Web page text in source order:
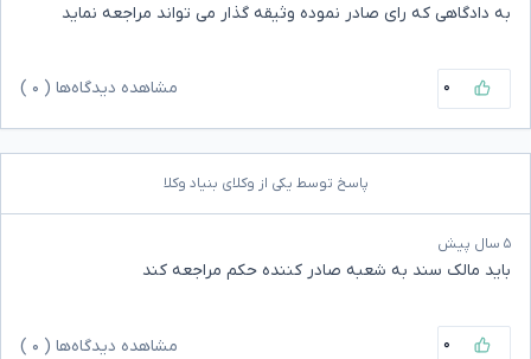
به دادگاهی که رای صادر نموده وثیقه گذار می تواند مراجعه نماید
۰ مشاهده دیدگاه‌ها ( ۰
پاسخ توسط یکی از وکلای بنیاد وکلا
۵ سال پیش
باید مالک سند به شعبه صادر کننده حکم مراجعه کند
۰ مشاهده دیدگاه‌ها ( ۰